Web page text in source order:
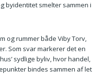
byidentitet smelter sammen i
og rummer både Viby Torv,
Som svar markerer det en
sydlige byliv, hvor handel,
bindes sammen af let